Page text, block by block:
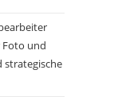
Foto und
strategische